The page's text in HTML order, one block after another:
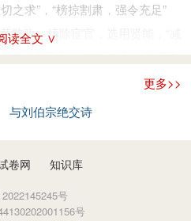
之求”，“榜掠割肃，强令充足”
弊政，清除宦官，选用贤能，“减
礼义而以道与理作为行为的准
，在彼犹在己也，故行违于道
故道德以仁义为薄，淳朴以礼法
丈夫处其厚不处其薄，居其实不
读全文 ∨
更多>>
与刘伯宗绝交诗
卷网 知识库
号
号